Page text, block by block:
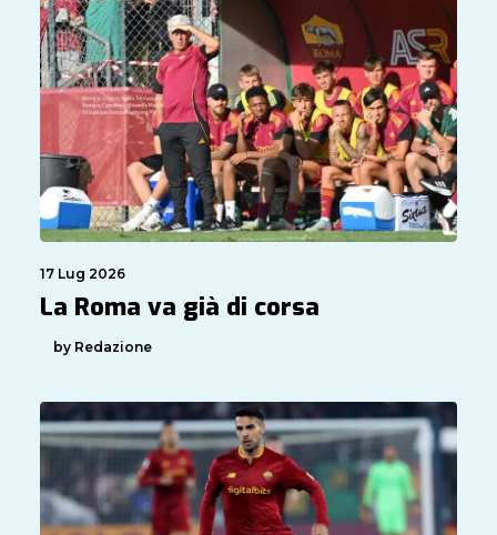
17 Lug 2026
La Roma va già di corsa
by Redazione